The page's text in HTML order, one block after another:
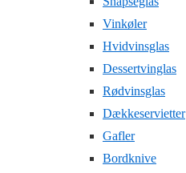
Vinkøler
Hvidvinsglas
Dessertvinglas
Rødvinsglas
Dækkeservietter
Gafler
Bordknive